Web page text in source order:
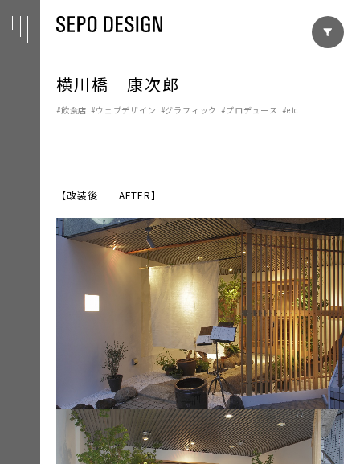
横川橋 康次郎
飲食店 ウェブデザイン グラフィック プロデュース etc.
【改装後 AFTER】